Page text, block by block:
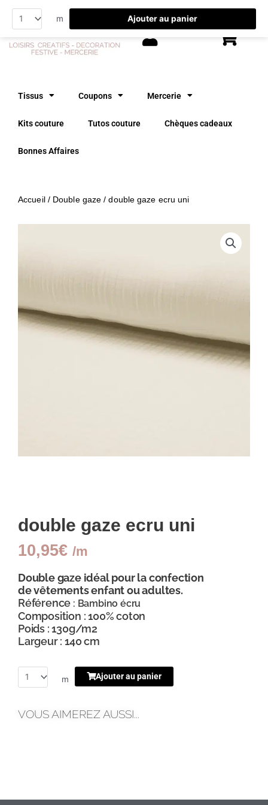
contenu
Tissus Coupons Mercerie
Kits couture Tutos couture Chèques cadeaux
Bonnes Affaires
Accueil/ Double gaze / double gaze ecru uni
double gaze ecru uni
10,95€ /m
Double gaze idéal pour la confection
de vêtements enfant ou adultes.
Référence : Bambino écru
Composition : 100% coton
Poids : 130g/m2
Largeur : 140 cm
m Ajouter au panier
VOUS AIMEREZ AUSSI...
m Ajouter au panier